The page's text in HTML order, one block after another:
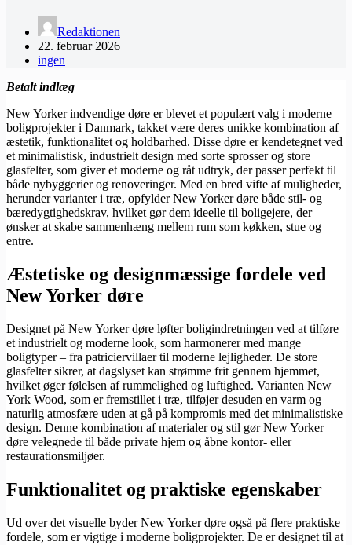
Redaktionen
22. februar 2026
ingen
Betalt indlæg
New Yorker indvendige døre er blevet et populært valg i moderne
boligprojekter i Danmark, takket være deres unikke kombination af
æstetik, funktionalitet og holdbarhed. Disse døre er kendetegnet ved
et minimalistisk, industrielt design med sorte sprosser og store
glasfelter, som giver et moderne og råt udtryk, der passer perfekt til
både nybyggerier og renoveringer. Med en bred vifte af muligheder,
herunder varianter i træ, opfylder New Yorker døre både stil- og
bæredygtighedskrav, hvilket gør dem ideelle til boligejere, der
ønsker at skabe sammenhæng mellem rum som køkken, stue og
entre.
Æstetiske og designmæssige fordele ved
New Yorker døre
Designet på New Yorker døre løfter boligindretningen ved at tilføre
et industrielt og moderne look, som harmonerer med mange
boligtyper – fra patriciervillaer til moderne lejligheder. De store
glasfelter sikrer, at dagslyset kan strømme frit gennem hjemmet,
hvilket øger følelsen af rummelighed og luftighed. Varianten New
York Wood, som er fremstillet i træ, tilføjer desuden en varm og
naturlig atmosfære uden at gå på kompromis med det minimalistiske
design. Denne kombination af materialer og stil gør New Yorker
døre velegnede til både private hjem og åbne kontor- eller
restaurationsmiljøer.
Funktionalitet og praktiske egenskaber
Ud over det visuelle byder New Yorker døre også på flere praktiske
fordele, som er vigtige i moderne boligprojekter. De er designet til at